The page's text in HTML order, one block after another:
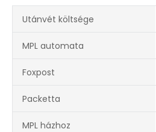
Utánvét költsége
MPL automata
Foxpost
Packetta
MPL házhoz